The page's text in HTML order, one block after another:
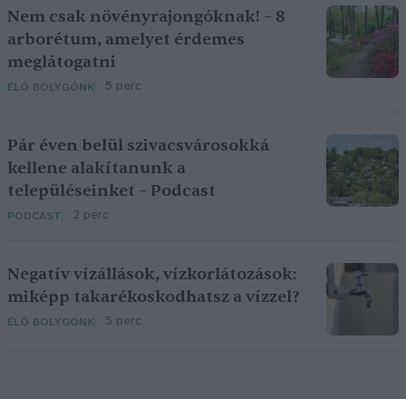
Nem csak növényrajongóknak! – 8
arborétum, amelyet érdemes
meglátogatni
ÉLŐ BOLYGÓNK 5 perc
Pár éven belül szivacsvárosokká
kellene alakítanunk a
településeinket – Podcast
PODCAST 2 perc
Negatív vízállások, vízkorlátozások:
miképp takarékoskodhatsz a vízzel?
ÉLŐ BOLYGÓNK 5 perc